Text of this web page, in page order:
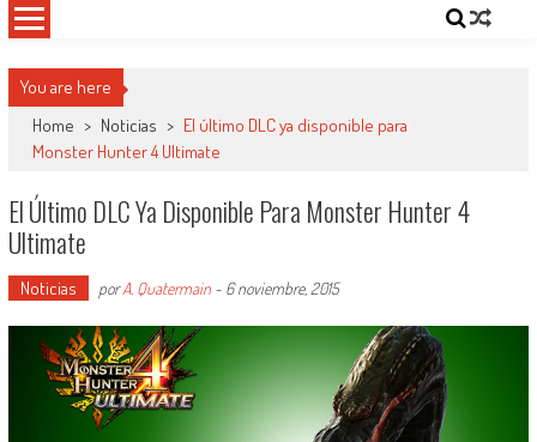
You are here
Home > Noticias > El último DLC ya disponible para
Monster Hunter 4 Ultimate
El Último DLC Ya Disponible Para Monster Hunter 4
Ultimate
Noticias porA. Quatermain- 6 noviembre, 2015